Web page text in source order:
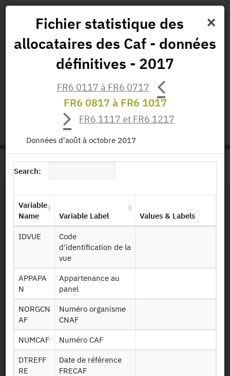
Projects
All Publications
Governance and Missions
EN | FR
HOME > PRODUCT PAGE
File Layout
Persistent Identifier (DOI)
Back to the source
ALLSTAT-FR6 : Statistical file of
CAF recipients - final data - 2017
Other products:2025, 2024, 2023, 2022, 2021, 2020,
2019, 2018,
2017
×
Fichier statistique des
allocataires des Caf - données
définitives - 2017
FR6 0117 à FR6 0717
FR6 0817 à FR6 1017
FR6 1117 et FR6 1217
Données d'août à octobre 2017
Search:
Variable
Name
Variable Label Values & Labels
IDVUE
Code
d'identification de la
vue
APPAPA
N
Appartenance au
panel
NORGCN
AF
Numéro organisme
CNAF
NUMCAF Numéro CAF
DTREFF
RE
Date de référence
FRECAF